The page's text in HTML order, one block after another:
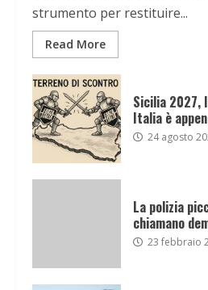
strumento per restituire...
Read More
Sicilia 2027,
Italia è
24 agosto
La polizia
chiamano
23 febbraio